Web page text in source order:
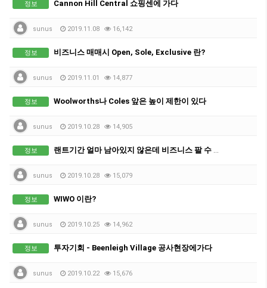
정보 Cannon Hill Central 쇼핑센에 가다
sunus 2019.11.08 16,142
정보 비즈니스 매매시 Open, Sole, Exclusive 란?
sunus 2019.11.01 14,877
정보 Woolworths나 Coles 앞은 높이 제한이 있다
sunus 2019.10.28 14,905
정보 랜트기간 얼마 남아있지 않은데 비즈니스 팔 수 있나?
sunus 2019.10.28 15,079
정보 WIWO 이란?
sunus 2019.10.25 14,962
정보 투자기회 - Beenleigh Village 공사현장에가다
sunus 2019.10.22 15,676